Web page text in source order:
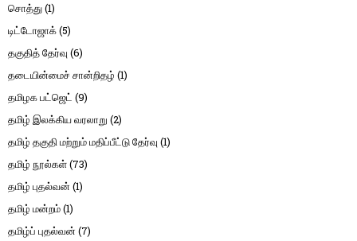
சொத்து(1)
டிட்டோஜாக்(5)
தகுதித் தேர்வு (6)
தடையின்மைச் சான்றிதழ் (1)
தமிழக பட்ஜெட் (9)
தமிழ் இலக்கிய வரலாறு (2)
தமிழ் தகுதி மற்றும் மதிப்பீட்டு தேர்வு (1)
தமிழ் நூல்கள்(73)
தமிழ் புதல்வன் (1)
தமிழ் மன்றம்(1)
தமிழ்ப் புதல்வன் (7)